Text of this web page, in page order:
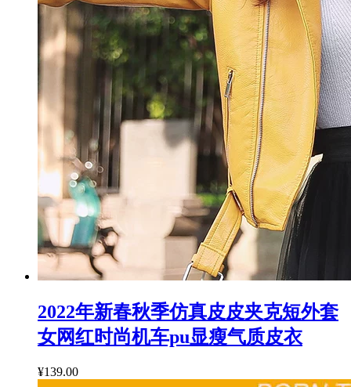
2022年新春秋季仿真皮皮夹克短外套
女网红时尚机车pu显瘦气质皮衣
¥139.00